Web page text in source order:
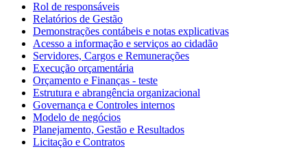
Rol de responsáveis
Relatórios de Gestão
Demonstrações contábeis e notas explicativas
Acesso a informação e serviços ao cidadão
Servidores, Cargos e Remunerações
Execução orçamentária
Orçamento e Finanças - teste
Estrutura e abrangência organizacional
Governança e Controles internos
Modelo de negócios
Planejamento, Gestão e Resultados
Licitação e Contratos